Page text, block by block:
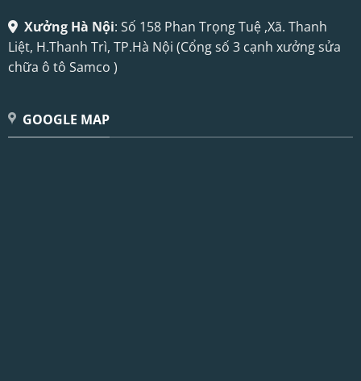
Xưởng Hà Nội: Số 158 Phan Trọng Tuệ ,Xã. Thanh
Liệt, H.Thanh Trì, TP.Hà Nội (Cổng số 3 cạnh xưởng sửa
chữa ô tô Samco )
GOOGLE MAP